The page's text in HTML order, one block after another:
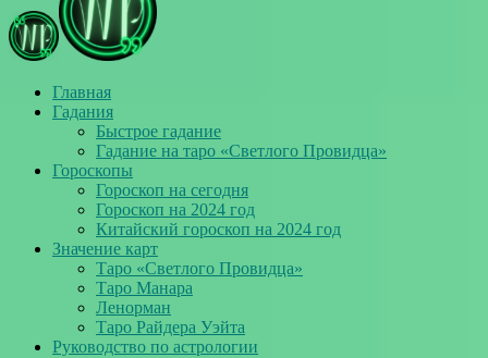
Главная
Гадания
Быстрое гадание
Гадание на таро «Светлого Провидца»
Гороскопы
Гороскоп на сегодня
Гороскоп на 2024 год
Китайский гороскоп на 2024 год
Значение карт
Таро «Светлого Провидца»
Таро Манара
Ленорман
Таро Райдера Уэйта
Руководство по астрологии